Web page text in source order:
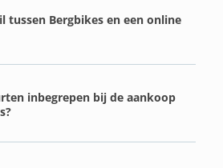
tussen Bergbikes en een online
inbegrepen bij de aankoop